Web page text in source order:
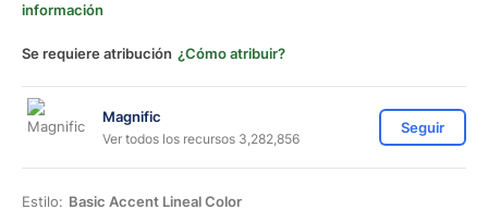
información
Se requiere atribución ¿Cómo atribuir?
Magnific
Ver todos los recursos 3,282,856
Seguir
Estilo: Basic Accent Lineal Color